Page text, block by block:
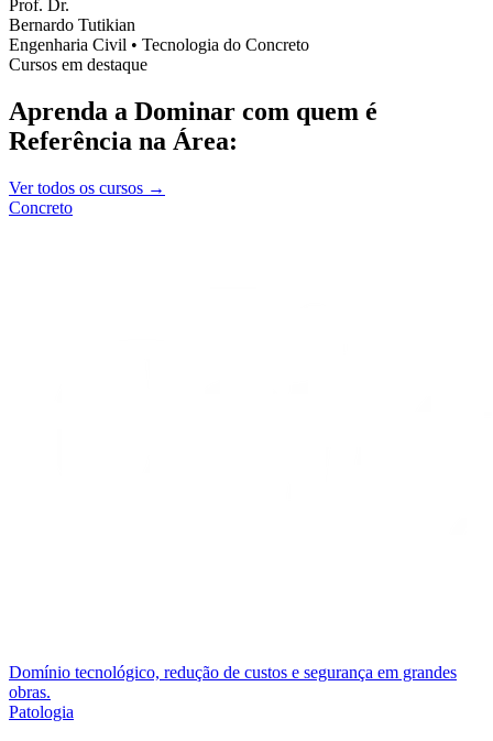
Prof. Dr.
Bernardo Tutikian
Engenharia Civil • Tecnologia do Concreto
Cursos em destaque
Aprenda a Dominar com quem é
Referência na Área:
Ver todos os cursos →
Concreto
Domínio tecnológico, redução de custos e segurança em grandes
obras.
Patologia